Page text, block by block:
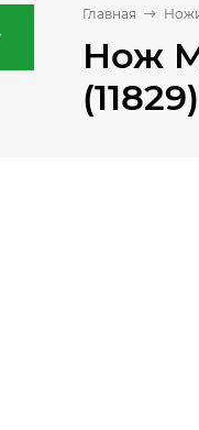
Главная
Нож
(11829)